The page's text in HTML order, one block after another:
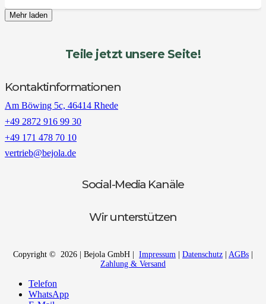
Mehr laden
Teile jetzt unsere Seite!
Kontaktinformationen
Am Böwing 5c, 46414 Rhede
+49 2872 916 99 30
+49 171 478 70 10
vertrieb@bejola.de
Social-Media Kanäle
Wir unterstützen
Copyright © 2026 | Bejola GmbH | Impressum Datenschutz AGBs
Zahlung & Versand
Telefon
WhatsApp